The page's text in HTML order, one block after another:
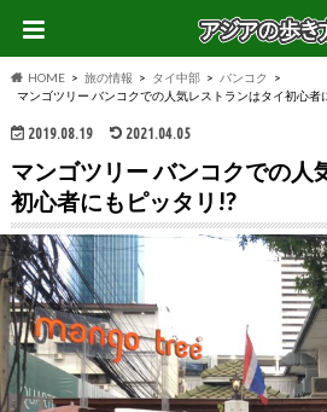
HOME 旅の情報 タイ中部
バンコク
マンゴツリー バンコクでの人気レストランはタイ初心者
2019.08.19 2021.04.05
マンゴツリー バンコクでの人
初心者にもピッタリ!?